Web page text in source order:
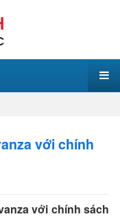
với chính
với chính sách